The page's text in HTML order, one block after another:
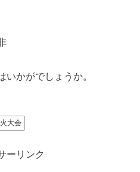
いかがでしょうか。
大会
ーリンク